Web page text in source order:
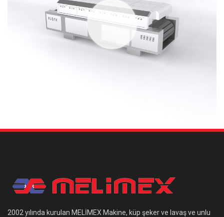
2002 yılında kurulan MELİMEX Makine, küp şeker ve lavaş ve unlu